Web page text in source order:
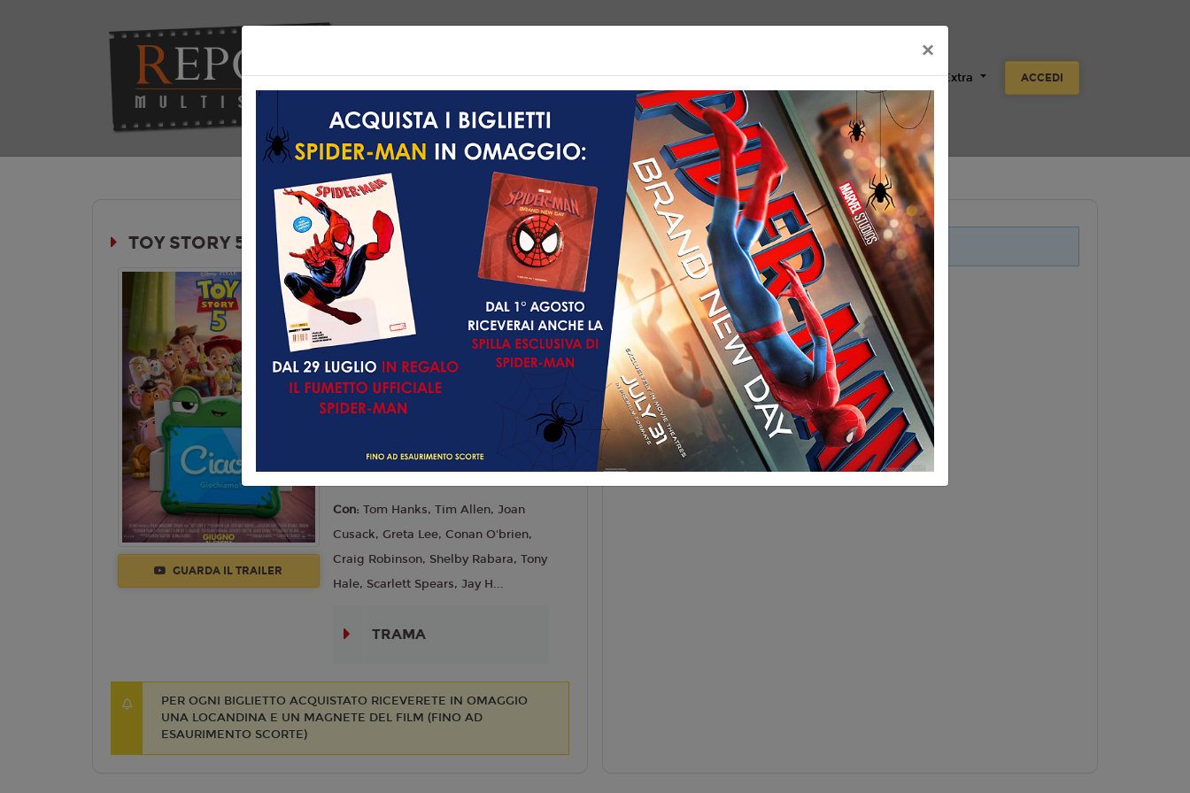
Home | Biglietteria Prossimamente Listino prezzi Promozioni Scuole Aziende Extra ACCEDI
TOY STORY 5
GUARDA IL TRAILER
Durata: 102 min
Genere: Animazione, Avventura,
Commedia, Famiglia
Regia:Andrew Stanton
Con:Tom Hanks, Tim Allen, Joan
Cusack, Greta Lee, Conan O'brien,
Craig Robinson, Shelby Rabara, Tony
Hale, Scarlett Spears, Jay H...
TRAMA
PER OGNI BIGLIETTO ACQUISTATO RICEVERETE IN OMAGGIO
UNA LOCANDINA E UN MAGNETE DEL FILM (FINO AD
ESAURIMENTO SCORTE)
Non ci sono spettacoli legati a questo evento.
×